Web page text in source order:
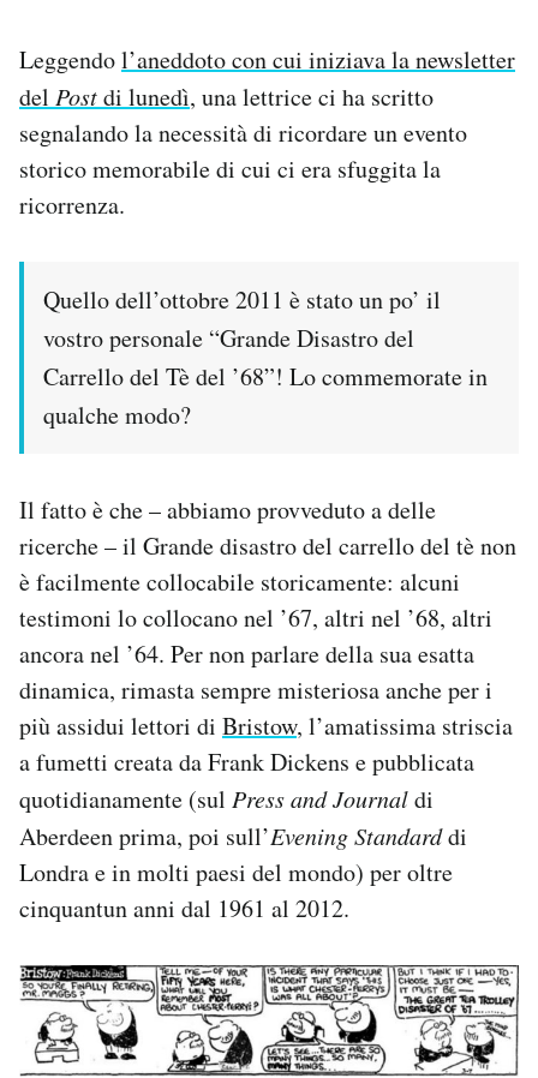
I MIEI PREFERITI
SHOP
AREA PERSONALE
Area Personale
Newsletter
Notifiche mobile
Esci
Leggendol’aneddoto con cui iniziava la newsletter
del Postdi lunedì, una lettrice ci ha scritto
segnalando la necessità di ricordare un evento
storico memorabile di cui ci era sfuggita la
ricorrenza.
Quello dell’ottobre 2011 è stato un po’ il
vostro personale “Grande Disastro del
Carrello del Tè del ’68”! Lo commemorate in
qualche modo?
Il fatto è che – abbiamo provveduto a delle
ricerche – il Grande disastro del carrello del tè non
è facilmente collocabile storicamente: alcuni
testimoni lo collocano nel ’67, altri nel ’68, altri
ancora nel ’64. Per non parlare della sua esatta
dinamica, rimasta sempre misteriosa anche per i
più assidui lettori di Bristow, l’amatissima striscia
a fumetti creata da Frank Dickens e pubblicata
quotidianamente (sul Press and Journaldi
Aberdeen prima, poi sull’Evening Standarddi
Londra e in molti paesi del mondo) per oltre
cinquantun anni dal 1961 al 2012.